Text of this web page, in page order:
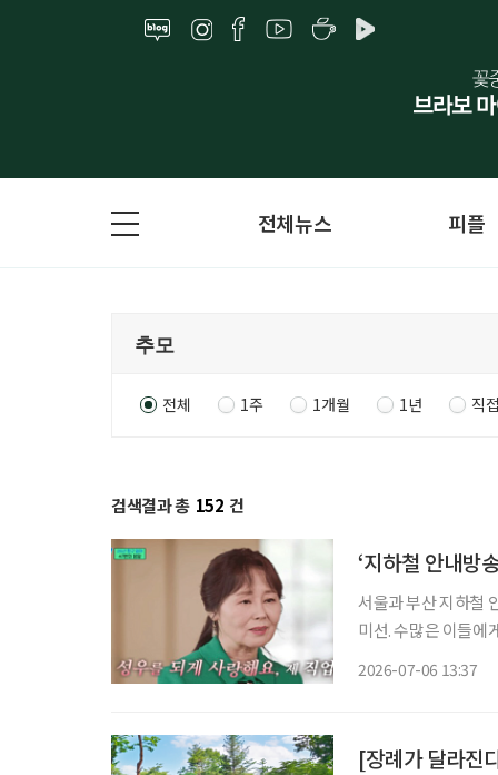
전체뉴스 피플
전체 1주 1개월 1년 직
검색결과 총 152 건
‘지하철 안내방
서울과 부산 지하철
미선. 수많은 이들에
2026-07-06 13:37
[장례가 달라진